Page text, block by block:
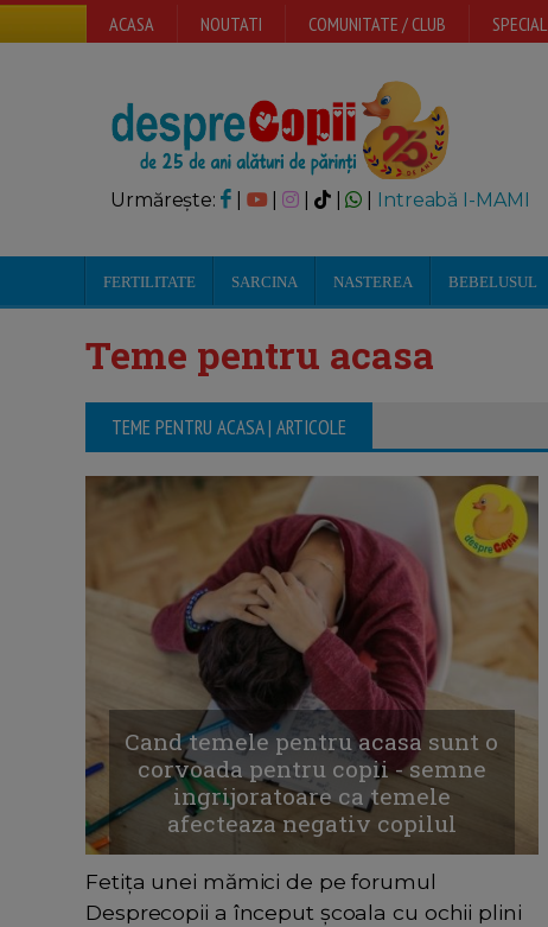
ACASA NOUTATI COMUNITATE / CLUB SPECIAL
Urmărește: | | Intreabă I-MAMI
FERTILITATE SARCINA NASTEREA BEBELUSUL
Teme pentru acasa
TEME PENTRU ACASA | ARTICOLE
Cand temele pentru acasa sunt o
corvoada pentru copii - semne
ingrijoratoare ca temele
afecteaza negativ copilul
Fetița unei mămici de pe forumul
Desprecopii a început școala cu ochii plini